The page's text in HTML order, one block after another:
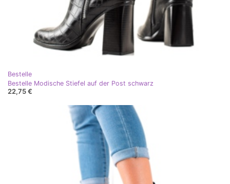
Bestelle
Bestelle Modische Stiefel auf der Post schwarz
22,75 €